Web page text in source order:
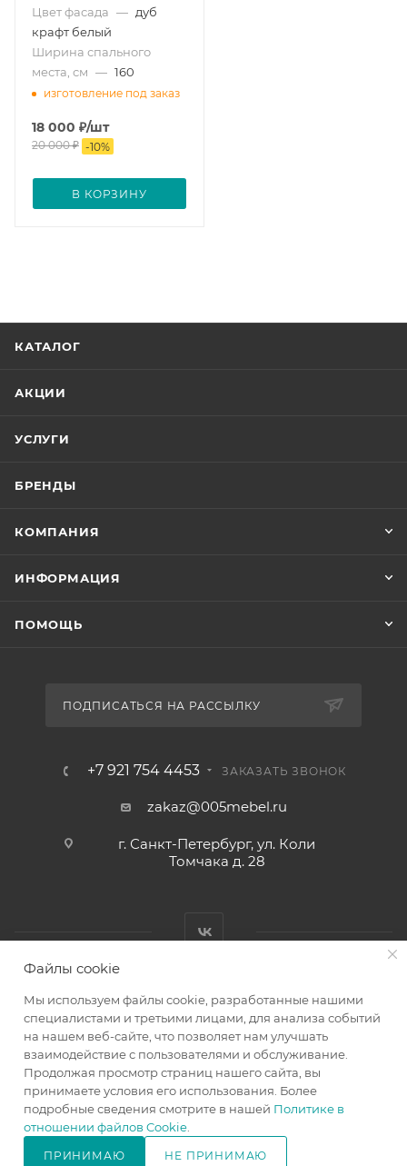
Цвет фасада — дуб
крафт белый
Ширина спального
места, см — 160
изготовление под заказ
18 000 ₽/шт
20 000₽ -10%
В КОРЗИНУ
КАТАЛОГ
АКЦИИ
УСЛУГИ
БРЕНДЫ
КОМПАНИЯ
ИНФОРМАЦИЯ
ПОМОЩЬ
ПОДПИСАТЬСЯ НА РАССЫЛКУ
+7 921 754 4453 ЗАКАЗАТЬ ЗВОНОК
zakaz@005mebel.ru
г. Санкт-Петербург, ул. Коли
Томчака д. 28
Интернет магазин мебели в Санкт-Петербурге © 2000-2026
г.
Файлы cookie
Мы используем файлы cookie, разработанные нашими
специалистами и третьими лицами, для анализа событий
на нашем веб-сайте, что позволяет нам улучшать
взаимодействие с пользователями и обслуживание.
Продолжая просмотр страниц нашего сайта, вы
принимаете условия его использования. Более
подробные сведения смотрите в нашей Политике в
отношении файлов Cookie
ПРИНИМАЮ НЕ ПРИНИМАЮ